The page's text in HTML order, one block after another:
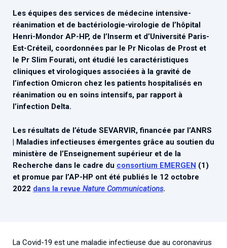
Collaboration avec les acteurs communautaires
Cellules Émergence
Retrouvez toutes les cellules Émergence, actives ou
inactives.
Les équipes des services de médecine intensive-
réanimation et de bactériologie-virologie de l’hôpital
Henri-Mondor AP-HP, de l’Inserm et d’Université Paris-
Est-Créteil, coordonnées par le Pr Nicolas de Prost et
le Pr Slim Fourati, ont étudié les caractéristiques
cliniques et virologiques associées à la gravité de
l’infection Omicron chez les patients hospitalisés en
réanimation ou en soins intensifs, par rapport à
l’infection Delta.
Les résultats de l’étude SEVARVIR, financée par l’ANRS
| Maladies infectieuses émergentes grâce au soutien du
ministère de l’Enseignement supérieur et de la
Recherche dans le cadre du consortium EMERGEN (1)
et promue par l’AP-HP ont été publiés le 12 octobre
2022 dans la revue Nature Communications.
La Covid-19 est une maladie infectieuse due au coronavirus